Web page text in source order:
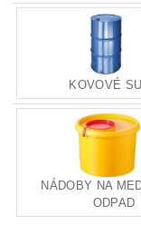
KOVOVÉ
NÁDOBY NA
ODPAD